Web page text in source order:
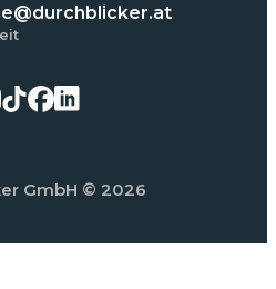
GmbH © 2026